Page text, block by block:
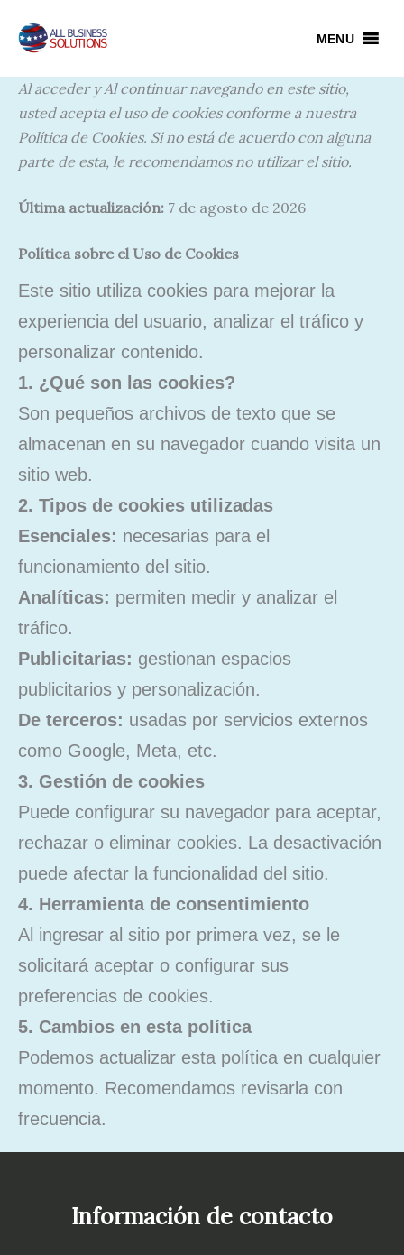
MENU
Al acceder y Al continuar navegando en este sitio,
usted acepta el uso de cookies conforme a nuestra
Política de Cookies. Si no está de acuerdo con alguna
parte de esta, le recomendamos no utilizar el sitio.
Última actualización: 7 de agosto de 2026
Política sobre el Uso de Cookies
Este sitio utiliza cookies para mejorar la
experiencia del usuario, analizar el tráfico y
personalizar contenido.
1. ¿Qué son las cookies?
Son pequeños archivos de texto que se
almacenan en su navegador cuando visita un
sitio web.
2. Tipos de cookies utilizadas
Esenciales: necesarias para el
funcionamiento del sitio.
Analíticas: permiten medir y analizar el
tráfico.
Publicitarias: gestionan espacios
publicitarios y personalización.
De terceros: usadas por servicios externos
como Google, Meta, etc.
3. Gestión de cookies
Puede configurar su navegador para aceptar,
rechazar o eliminar cookies. La desactivación
puede afectar la funcionalidad del sitio.
4. Herramienta de consentimiento
Al ingresar al sitio por primera vez, se le
solicitará aceptar o configurar sus
preferencias de cookies.
5. Cambios en esta política
Podemos actualizar esta política en cualquier
momento. Recomendamos revisarla con
frecuencia.
Información de contacto